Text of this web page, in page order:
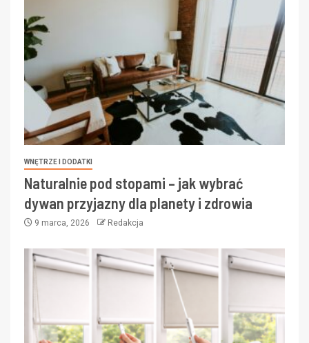
WNĘTRZE I DODATKI
Naturalnie pod stopami – jak wybrać
dywan przyjazny dla planety i zdrowia
9 marca, 2026 Redakcja